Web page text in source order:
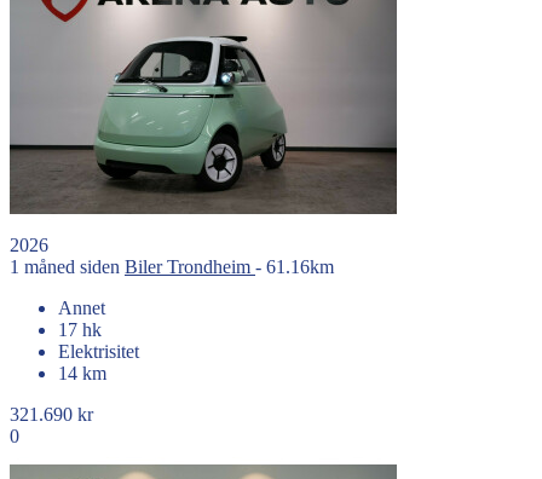
2026
1 måned siden BilerTrondheim - 61.16km
Annet
17 hk
Elektrisitet
14 km
321.690 kr
0